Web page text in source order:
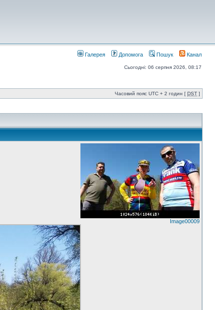
Галерея Допомога Пошук Канал
Сьогодні: 06 серпня 2026, 08:17
Часовий пояс UTC + 2 годин [ DST ]
Image00009